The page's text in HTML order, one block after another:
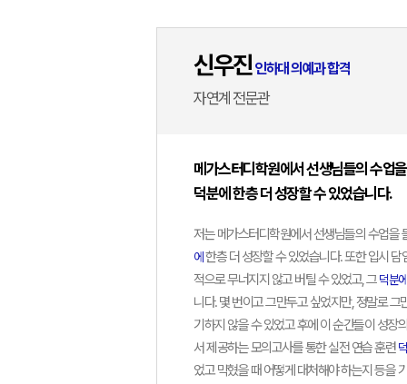
신우진인하대 의예과 합격
자연계 전문관
메가스터디학원에서 선생님들의 수업
덕분에 한층 더 성장할 수 있었습니다.
저는 메가스터디학원에서 선생님들의 수업을
에한층 더 성장할 수 있었습니다. 또한 입시 담
적으로 무너지지 않고 버틸 수 있었고, 그덕분에
니다. 몇 번이고 그만두고 싶었지만, 정말로 그
기하지 않을 수 있었고 후에 이 순간들이 성장
서 제공하는 모의고사를 통한 실전 연습 훈련
었고 막혔을 때 어떻게 대처해야 하는지 등을